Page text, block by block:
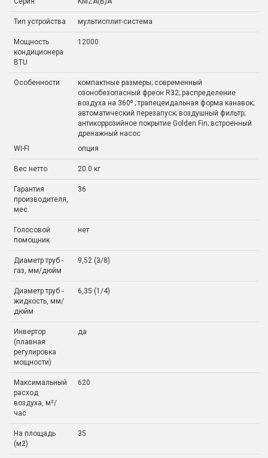
Тип устройства мультисплит-система
Мощность
кондиционера
BTU
12000
Особенности
компактные размеры; современный
озонобезопасный фреон R32; распределение
воздуха на 360⁰ ; трапецеидальная форма канавок;
автоматический перезапуск; воздушный фильтр;
антикоррозийное покрытие Golden Fin; встроенный
дренажный насос
WI-FI
опция
Вес нетто 20.0 кг
Гарантия
производителя,
мес.
36
Голосовой
помощник
нет
Диаметр труб -
газ, мм/дюйм
9,52 (3/8)
Диаметр труб -
жидкость, мм/
дюйм
6,35 (1/4)
Инвертор
(плавная
регулировка
мощности)
да
Максимальный
расход
воздуха, м³/
час
620
На площадь
(м2)
35